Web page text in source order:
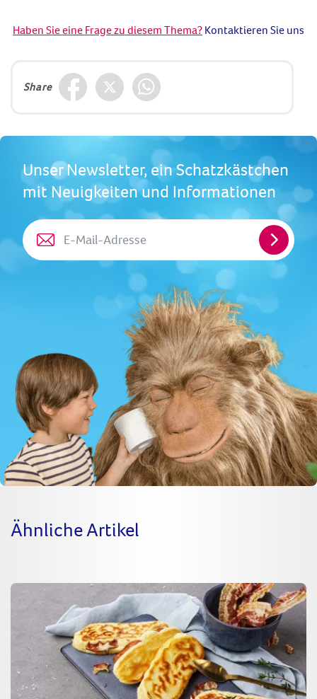
Haben Sie eine Frage zu diesem Thema? Kontaktieren Sie uns
Share
Unser Newsletter, ein Schatzkästchen
mit Neuigkeiten und Informationen
E-
Mail-
Adresse
Ähnliche Artikel